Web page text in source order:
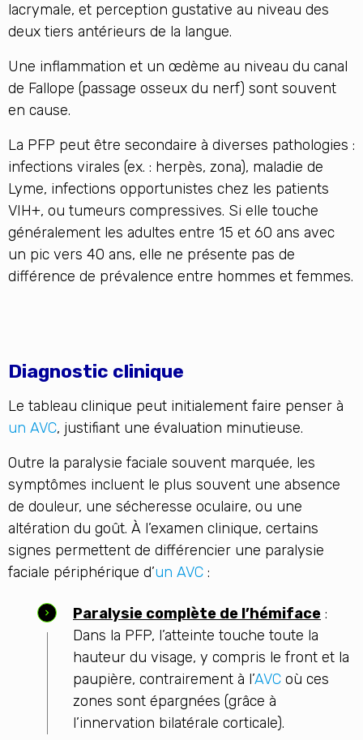
lacrymale, et perception gustative au niveau des
deux tiers antérieurs de la langue.
Une inflammation et un œdème au niveau du canal
de Fallope (passage osseux du nerf) sont souvent
en cause.
La PFP peut être secondaire à diverses pathologies :
infections virales (ex. : herpès, zona), maladie de
Lyme, infections opportunistes chez les patients
VIH+, ou tumeurs compressives. Si elle touche
généralement les adultes entre 15 et 60 ans avec
un pic vers 40 ans, elle ne présente pas de
différence de prévalence entre hommes et femmes.
Diagnostic clinique
Le tableau clinique peut initialement faire penser à
un AVC, justifiant une évaluation minutieuse.
Outre la paralysie faciale souvent marquée, les
symptômes incluent le plus souvent une absence
de douleur, une sécheresse oculaire, ou une
altération du goût. À l’examen clinique, certains
signes permettent de différencier une paralysie
faciale périphérique d’un AVC :
Paralysie complète de l’hémiface :
Dans la PFP, l’atteinte touche toute la
hauteur du visage, y compris le front et la
paupière, contrairement à l’AVC où ces
zones sont épargnées (grâce à
l’innervation bilatérale corticale).